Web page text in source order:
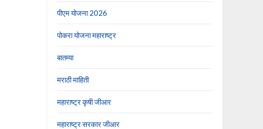
पीएम योजना 2026
पोकरा योजना महाराष्ट्र
बातम्या
मराठी माहिती
महाराष्ट्र कृषी जीआर
महाराष्ट्र सरकार जीआर